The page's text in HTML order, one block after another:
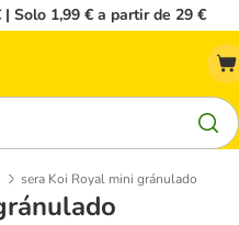
| Solo 1,99 € a partir de 29 €
sera Koi Royal mini gránulado